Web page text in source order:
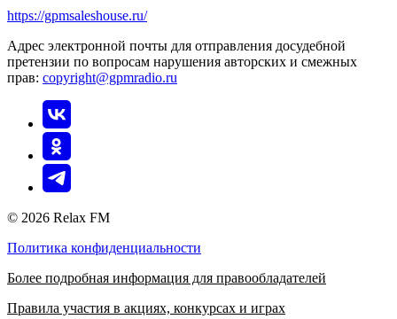
https://gpmsaleshouse.ru/
Адрес электронной почты для отправления досудебной
претензии по вопросам нарушения авторских и смежных
прав: copyright@gpmradio.ru
© 2026 Relax FM
Политика конфиденциальности
Более подробная информация для правообладателей
Правила участия в акциях, конкурсах и играх